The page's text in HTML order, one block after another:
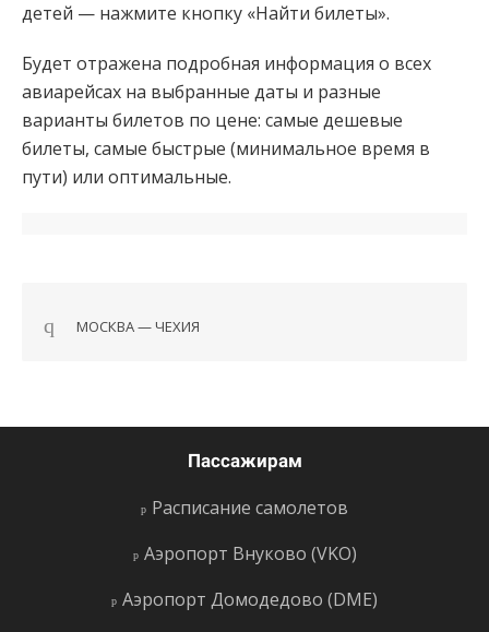
детей — нажмите кнопку «Найти билеты».
Будет отражена подробная информация о всех
авиарейсах на выбранные даты и разные
варианты билетов по цене: самые дешевые
билеты, самые быстрые (минимальное время в
пути) или оптимальные.
Навигация
МОСКВА — ЧЕХИЯ
Пассажирам
Расписание самолетов
Аэропорт Внуково (VKO)
Аэропорт Домодедово (DME)